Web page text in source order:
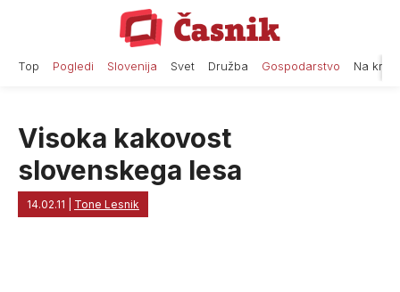
Top Pogledi Slovenija Svet Družba Gospodarstvo Na
Visoka kakovost
slovenskega lesa
14.02.11 Tone Lesnik